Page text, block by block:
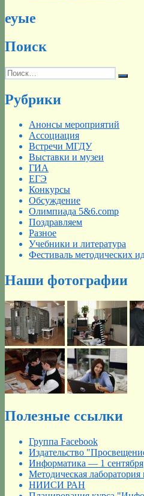
еуые
Поиск
Искать:
Поиск
Рубрики
Анонсы мероприятий
Ассоциация
Встречи МГДУ
Выставки и музеи
ГИА
ЕГЭ
Конкурсы
Обсуждение
Олимпиада 5&6.comp
Поздравляем
Разное
Учебники и литература
Фестиваль методических
Наши фотографии
Полезные ссылки
Группа Facebook
Издательство
Информатика — 1 сентября
Методическая
НИИСИ РАН